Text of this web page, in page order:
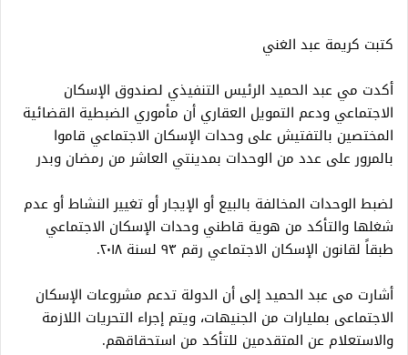
كتبت كريمة عبد الغني
أكدت مي عبد الحميد الرئيس التنفيذي لصندوق الإسكان
الاجتماعي ودعم التمويل العقاري أن مأموري الضبطية القضائية
المختصين بالتفتيش على وحدات الإسكان الاجتماعي قاموا
بالمرور على عدد من الوحدات بمدينتي العاشر من رمضان وبدر
لضبط الوحدات المخالفة بالبيع أو الإيجار أو تغيير النشاط أو عدم
شغلها والتأكد من هوية قاطني وحدات الإسكان الاجتماعي
طبقاً لقانون الإسكان الاجتماعي رقم ٩٣ لسنة ٢٠١٨.
أشارت مى عبد الحميد إلى أن الدولة تدعم مشروعات الإسكان
الاجتماعى بمليارات من الجنيهات، ويتم إجراء التحريات اللازمة
والاستعلام عن المتقدمين للتأكد من استحقاقهم.